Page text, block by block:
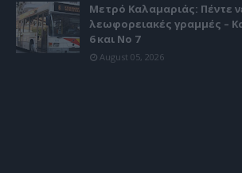
Μετρό Καλαμαριάς: Πέντε
λεωφορειακές γραμμές –
6 και Νο 7
August 05, 2026